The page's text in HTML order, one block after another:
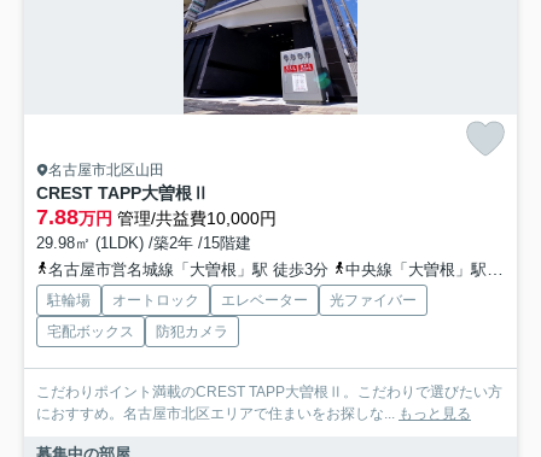
名古屋市北区山田
CREST TAPP大曽根Ⅱ
7.88万円 管理/共益費10,000円
29.98㎡ (1LDK) /築2年 /15階建
名古屋市営名城線「大曽根」駅 徒歩3分
中央線「大曽根」駅 徒歩3分
駐輪場 オートロック エレベーター
光ファイバー
宅配ボックス
防犯カメラ
こだわりポイント満載のCREST TAPP大曽根Ⅱ。こだわりで選びたい方
におすすめ。名古屋市北区エリアで住まいをお探しな... もっと見る